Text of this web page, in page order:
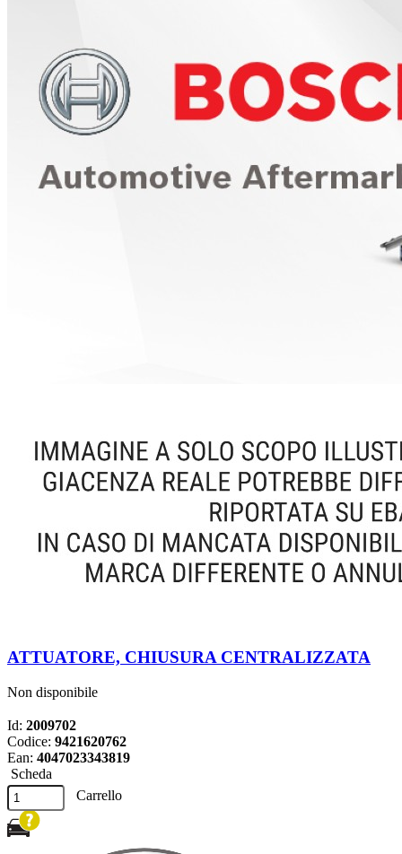
ATTUATORE, CHIUSURA CENTRALIZZATA
Non disponibile
Id: 2009702
Codice: 9421620762
Ean: 4047023343819
Scheda
Carrello